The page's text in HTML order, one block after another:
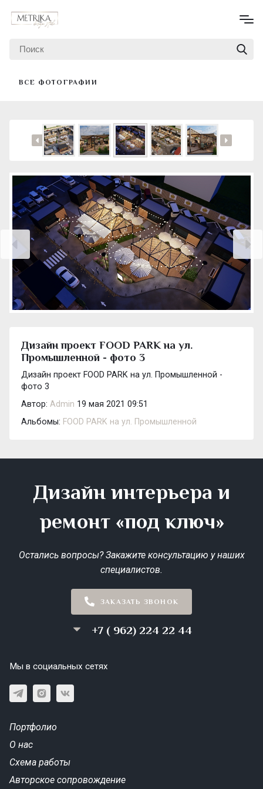
ВСЕ ФОТОГРАФИИ
Дизайн проект FOOD PARK на ул.
Промышленной - фото 3
Дизайн проект FOOD PARK на ул. Промышленной -
фото 3
Автор: Admin 19 мая 2021 09:51
Альбомы: FOOD PARK на ул. Промышленной
Дизайн интерьера и
ремонт «под ключ»
Остались вопросы? Закажите консультацию у наших
специалистов.
ЗАКАЗАТЬ ЗВОНОК
+7 ( 962) 224 22 44
Мы в социальных сетях
Портфолио
О нас
Схема работы
Авторское сопровождение